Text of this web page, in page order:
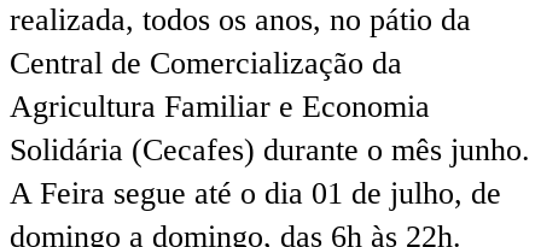
realizada, todos os anos, no pátio da
Central de Comercialização da
Agricultura Familiar e Economia
Solidária (Cecafes) durante o mês junho.
A Feira segue até o dia 01 de julho, de
domingo a domingo, das 6h às 22h.